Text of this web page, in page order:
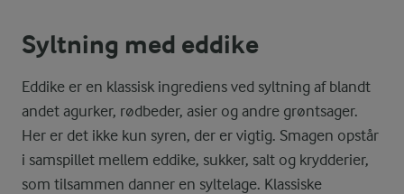
Syltning med eddike
Eddike er en klassisk ingrediens ved syltning af blandt
andet agurker, rødbeder, asier og andre grøntsager.
Her er det ikke kun syren, der er vigtig. Smagen opstår
i samspillet mellem eddike, sukker, salt og krydderier,
som tilsammen danner en syltelage. Klassiske